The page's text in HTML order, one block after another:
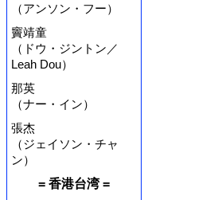
（アンソン・フー）
竇靖童
（ドウ・ジントン／
Leah Dou）
那英
（ナー・イン）
張杰
（ジェイソン・チャ
ン）
= 香港台湾 =